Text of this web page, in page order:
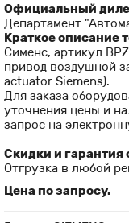
Официальный
Департамент
Краткое описание
Сименс, артикул
привод воздушной
actuator Siemens).
Для заказа
уточнения цены и
запрос на
Скидки и гарантия
Отгрузка в любой
Цена по запросу.